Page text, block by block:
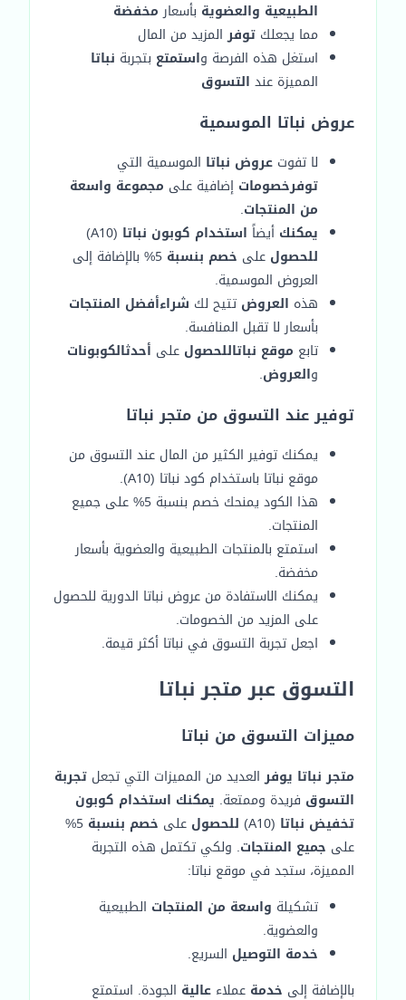
الطبيعية والعضوية بأسعارمخفضة
مما يجعلك توفرالمزيد من المال
استغل هذه الفرصة واستمتع بتجربة نباتا
المميزة عند التسوق
عروض نباتا الموسمية
لا تفوت عروض نباتا الموسمية التي
توفرخصومات إضافية على مجموعة واسعة
من المنتجات.
يمكنك أيضاً استخدام كوبون نباتا (A10)
للحصول على خصم بنسبة 5% بالإضافة إلى
العروض الموسمية.
هذه العروض تتيح لك شراءأفضل المنتجات
بأسعار لا تقبل المنافسة.
تابع موقع نباتاللحصول على أحدثالكوبونات
والعروض.
توفير عند التسوق من متجر نباتا
يمكنك توفير الكثير من المال عند التسوق من
موقع نباتا باستخدام كود نباتا (A10).
هذا الكود يمنحك خصم بنسبة 5% على جميع
المنتجات.
استمتع بالمنتجات الطبيعية والعضوية بأسعار
مخفضة.
يمكنك الاستفادة من عروض نباتا الدورية للحصول
على المزيد من الخصومات.
اجعل تجربة التسوق في نباتا أكثر قيمة.
التسوق عبر متجر نباتا
مميزات التسوق من نباتا
متجر نباتا يوفرالعديد من المميزات التي تجعل تجربة
التسوق فريدة وممتعة. يمكنك استخدام كوبون
تخفيض نباتا (A10) للحصول على خصم بنسبة 5%
على جميع المنتجات. ولكي تكتمل هذه التجربة
المميزة، ستجد في موقع نباتا:
تشكيلة واسعة من المنتجات الطبيعية
والعضوية.
خدمة التوصيل السريع.
بالإضافة إلى خدمة عملاء عالية الجودة. استمتع